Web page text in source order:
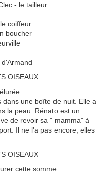
- le tailleur
coiffeur
boucher
une boîte de nuit. Elle a
la peau. Rénato est un
de revoir sa " mamma" à
Il ne l'a pas encore, elles
cette somme.